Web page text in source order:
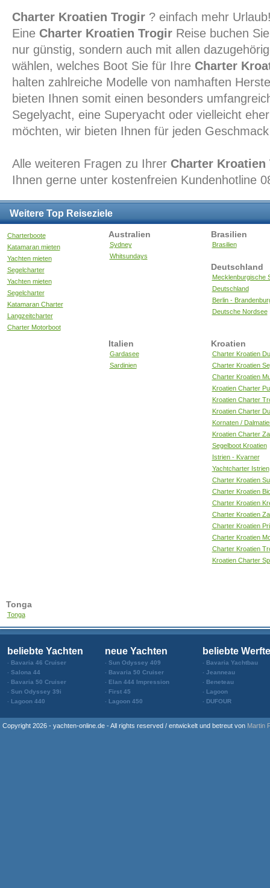
Charter Kroatien Trogir? einfach mehr
Eine Charter Kroatien TrogirReise buchen
nur günstig, sondern auch mit allen
wählen, welches Boot Sie für Ihre Charter
halten zahlreiche Modelle von namhaften
bieten Ihnen somit einen besonders
Segelyacht, eine Superyacht oder vielleicht
möchten, wir bieten Ihnen für jeden
Alle weiteren Fragen zu Ihrer Charter Kroatien
Ihnen gerne unter kostenfreien Kundenhotline
Weitere Top Reiseziele
Charterboote
Katamaran mieten
Yachten mieten
Segelcharter
Yachten mieten
Segelcharter
Katamaran Charter
Langzeitcharter
Charter Motorboot
Australien
Sydney
Whitsundays
Brasilien
Brasilien
Deutschland
Mecklenburgische
Deutschland
Berlin -
Deutsche Nordsee
Italien
Gardasee
Sardinien
Kroatien
Charter Kroatien
Charter Kroatien
Charter Kroatien
Kroatien Charter
Kroatien Charter
Kroatien Charter
Kornaten /
Kroatien Charter
Segelboot Kroatien
Istrien - Kvarner
Yachtcharter Istrien
Charter Kroatien
Charter Kroatien
Charter Kroatien
Charter Kroatien
Charter Kroatien
Charter Kroatien
Charter Kroatien
Kroatien Charter
Tonga
Tonga
beliebte Yachten
Bavaria 46 Cruiser
Salona 44
Bavaria 50 Cruiser
Sun Odyssey 39i
Lagoon 440
neue Yachten
Sun Odyssey 409
Bavaria 50 Cruiser
Elan 444 Impression
First 45
Lagoon 450
beliebte
Bavaria Yachtbau
Jeanneau
Beneteau
Lagoon
DUFOUR
Copyright 2026 - yachten-online.de - All rights reserved / entwickelt und betreut von Martin